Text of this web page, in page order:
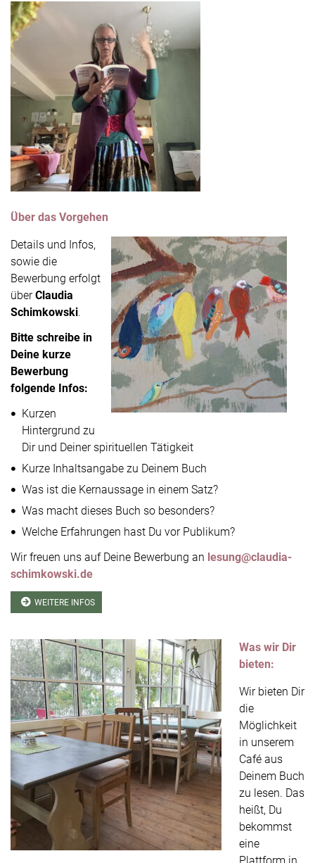
Über das Vorgehen
Details und Infos,
sowie die
Bewerbung erfolgt
überClaudia
Schimkowski.
Bitte schreibe in
Deine kurze
Bewerbung
folgende Infos:
Kurzen
Hintergrund zu
Dir und Deiner spirituellen Tätigkeit
Kurze Inhaltsangabe zu Deinem Buch
Was ist die Kernaussage in einem Satz?
Was macht dieses Buch so besonders?
Welche Erfahrungen hast Du vor Publikum?
Wir freuen uns auf Deine Bewerbung an lesung@claudia-
schimkowski.de
WEITERE INFOS
Was wir Dir
bieten:
Wir bieten Dir
die
Möglichkeit
in unserem
Café aus
Deinem Buch
zu lesen. Das
heißt, Du
bekommst
eine
Plattform in